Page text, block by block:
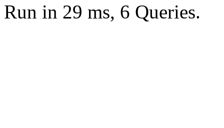
Run in 29 ms, 6 Queries.